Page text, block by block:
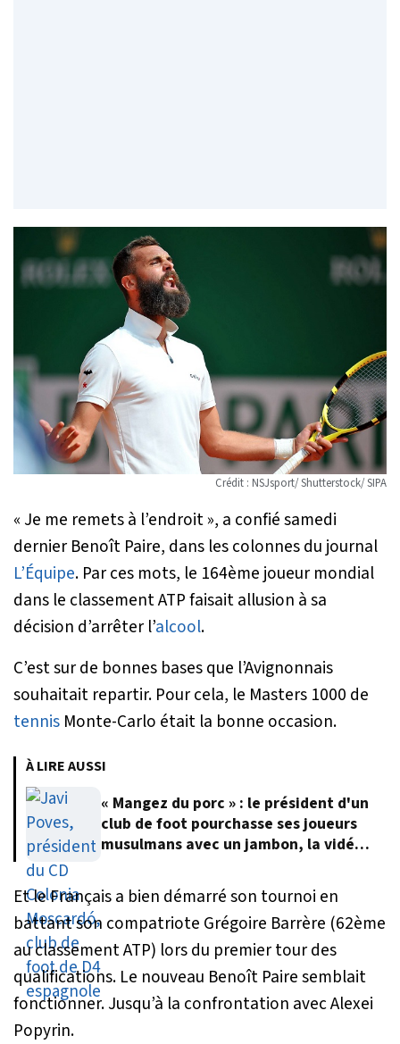
Crédit : NSJsport/ Shutterstock/ SIPA
« Je me remets à l’endroit», a confié samedi
dernier Benoît Paire, dans les colonnes du journal
L’Équipe. Par ces mots, le 164ème joueur mondial
dans le classement ATP faisait allusion à sa
décision d’arrêter l’alcool.
C’est sur de bonnes bases que l’Avignonnais
souhaitait repartir. Pour cela, le Masters 1000 de
tennis Monte-Carlo était la bonne occasion.
À LIRE AUSSI
« Mangez du porc » : le président d'un
club de foot pourchasse ses joueurs
musulmans avec un jambon, la vidéo
Et le Français a bien démarré son tournoi en
battant son compatriote Grégoire Barrère (62ème
au classement ATP) lors du premier tour des
qualifications. Le nouveau Benoît Paire semblait
fonctionner. Jusqu’à la confrontation avec Alexei
Popyrin.